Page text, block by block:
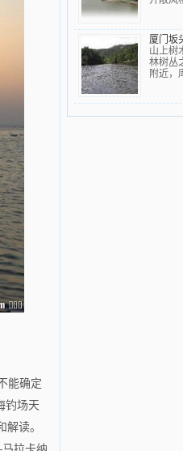
能确定
钓场天
读。
拉卡纳
厦门坂
山上树
林树丛
附近，